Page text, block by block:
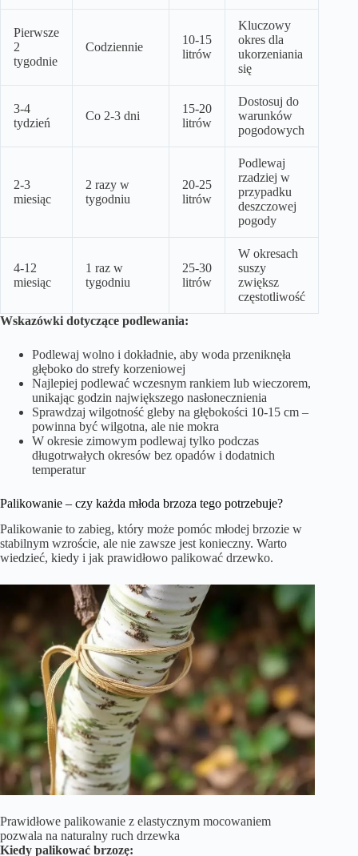
Pierwsze
2
tygodnie
Codziennie
10-15
litrów
Kluczowy
okres dla
ukorzeniania
się
3-4
tydzień
Co 2-3 dni
15-20
litrów
Dostosuj do
warunków
pogodowych
2-3
miesiąc
2 razy w
tygodniu
20-25
litrów
Podlewaj
rzadziej w
przypadku
deszczowej
pogody
4-12
miesiąc
1 raz w
tygodniu
25-30
litrów
W okresach
suszy
zwiększ
częstotliwość
Wskazówki dotyczące podlewania:
Podlewaj wolno i dokładnie, aby woda przeniknęła
głęboko do strefy korzeniowej
Najlepiej podlewać wczesnym rankiem lub wieczorem,
unikając godzin największego nasłonecznienia
Sprawdzaj wilgotność gleby na głębokości 10-15 cm –
powinna być wilgotna, ale nie mokra
W okresie zimowym podlewaj tylko podczas
długotrwałych okresów bez opadów i dodatnich
temperatur
Palikowanie – czy każda młoda brzoza tego potrzebuje?
Palikowanie to zabieg, który może pomóc młodej brzozie w
stabilnym wzroście, ale nie zawsze jest konieczny. Warto
wiedzieć, kiedy i jak prawidłowo palikować drzewko.
Prawidłowe palikowanie z elastycznym mocowaniem
pozwala na naturalny ruch drzewka
Kiedy palikować brzozę: